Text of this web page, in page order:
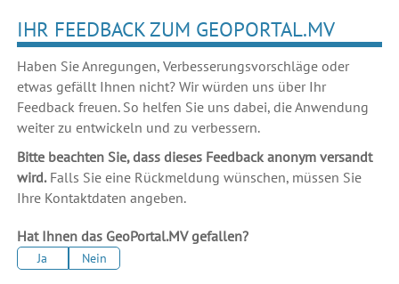
IHR FEEDBACK ZUM GEOPORTAL.MV
Haben Sie Anregungen, Verbesserungsvorschläge oder
etwas gefällt Ihnen nicht? Wir würden uns über Ihr
Feedback freuen. So helfen Sie uns dabei, die Anwendung
weiter zu entwickeln und zu verbessern.
Bitte beachten Sie, dass dieses Feedback anonym versandt
wird.Falls Sie eine Rückmeldung wünschen, müssen Sie
Ihre Kontaktdaten angeben.
Hat Ihnen das GeoPortal.MV gefallen?
Ja Nein